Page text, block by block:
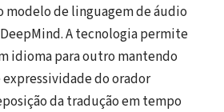
de linguagem de áudio
A tecnologia permite
idioma para outro mantendo
do orador
da tradução em tempo